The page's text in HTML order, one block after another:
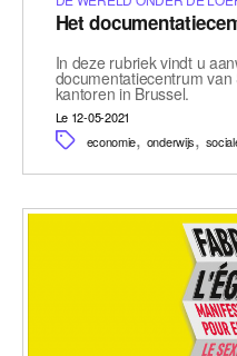
Het
In deze rubriek vindt u
documentatiecentrum
kantoren in Brussel.
Le 12-05-2021
economie, onderwijs,